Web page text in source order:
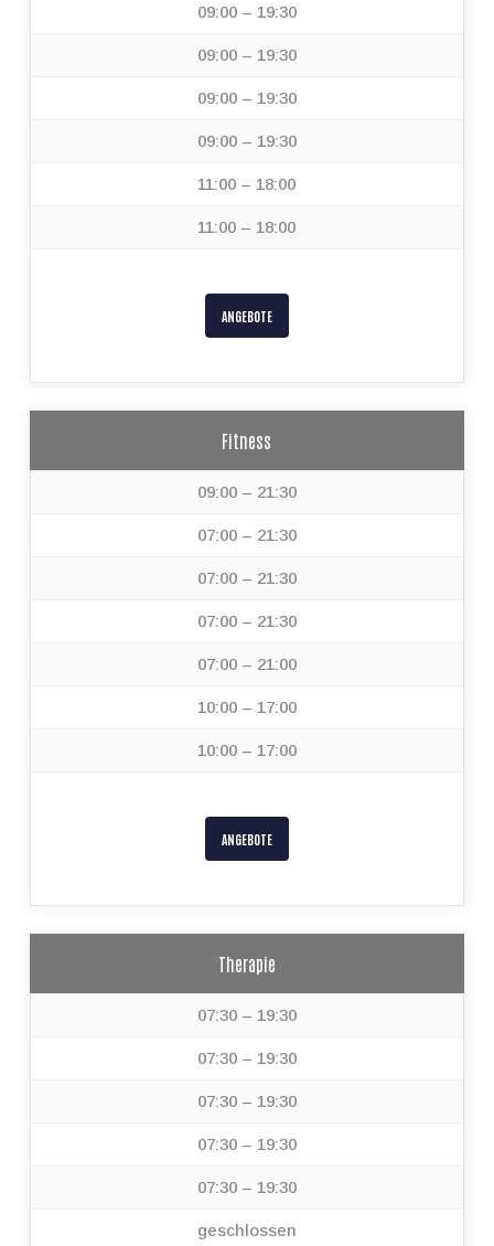
09:00 – 19:30
09:00 – 19:30
09:00 – 19:30
09:00 – 19:30
11:00 – 18:00
11:00 – 18:00
ANGEBOTE
Fitness
09:00 – 21:30
07:00 – 21:30
07:00 – 21:30
07:00 – 21:30
07:00 – 21:00
10:00 – 17:00
10:00 – 17:00
ANGEBOTE
Therapie
07:30 – 19:30
07:30 – 19:30
07:30 – 19:30
07:30 – 19:30
07:30 – 19:30
geschlossen